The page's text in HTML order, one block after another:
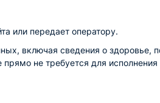
или передает оператору.
включая сведения о здоровье,
не требуется для исполнения